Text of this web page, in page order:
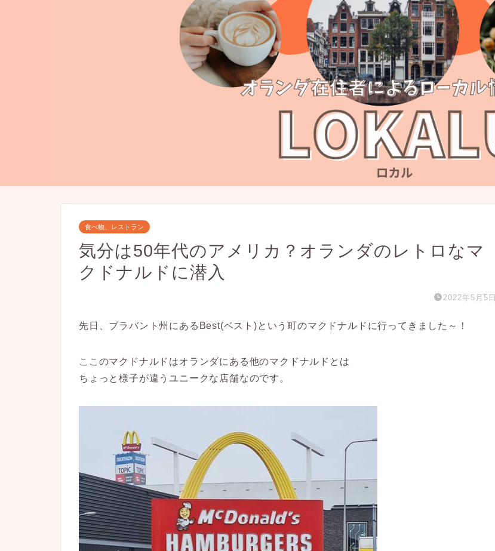
食べ物、レストラン
気分は50年代のアメリカ？オランダのレトロなマ
クドナルドに潜入
2022年5月5日
先日、ブラバント州にあるBest(ベスト)という町のマクドナルドに行ってきました～！
ここのマクドナルドはオランダにある他のマクドナルドとは
ちょっと様子が違うユニークな店舗なのです。